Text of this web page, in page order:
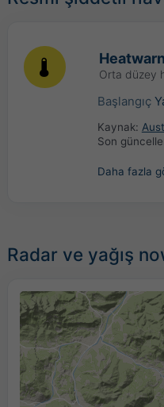
Orta düzey
Başlangıç
Kaynak:
Son
Daha fazla
Radar ve yağış